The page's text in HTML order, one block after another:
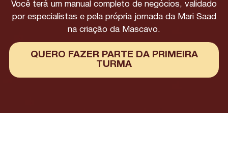
Você terá um manual completo de negócios, validado
por especialistas e pela própria jornada da Mari Saad
na criação da Mascavo.
QUERO FAZER PARTE DA PRIMEIRA
TURMA